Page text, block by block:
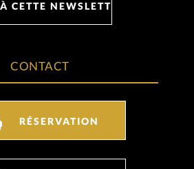
CONTACT
RÉSERVATION